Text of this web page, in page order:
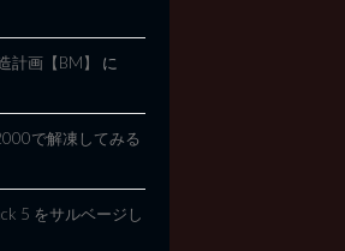
計画【BM】
に
で解凍してみる
5 をサルベージし